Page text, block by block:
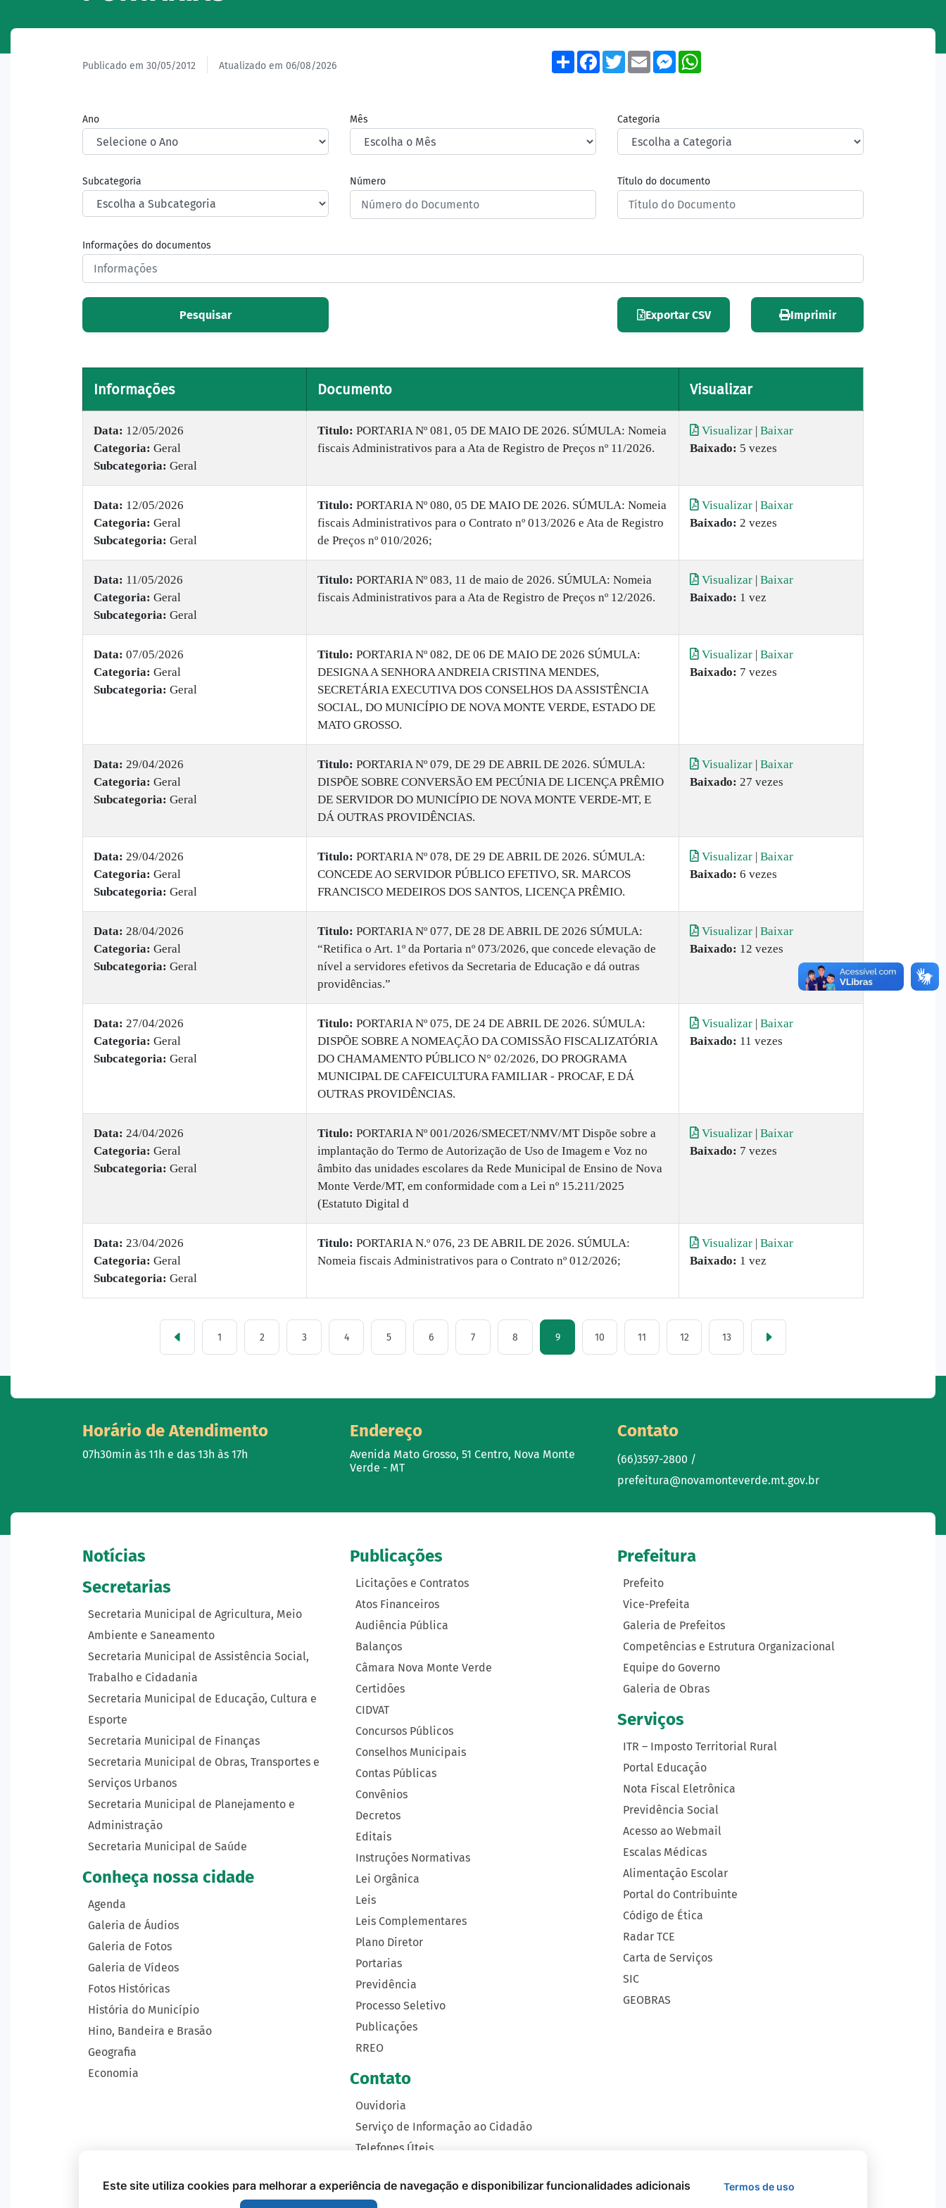
Publicado em 30/05/2012 Atualizado em 06/08/2026
ShareFacebook
TwitterEmailMessenger
Ano Mês Categoria
Subcategoria Número Título do documento
Informações do documentos
Pesquisar Exportar CSV Imprimir
Informações Documento Visualizar
Data: 12/05/2026
Categoria: Geral
Subcategoria: Geral
Titulo: PORTARIA Nº 081, 05 DE MAIO DE 2026. SÚMULA: Nomeia
fiscais Administrativos para a Ata de Registro de Preços nº 11/2026.
Visualizar | Baixar
Baixado: 5 vezes
Data: 12/05/2026
Categoria: Geral
Subcategoria: Geral
Titulo: PORTARIA Nº 080, 05 DE MAIO DE 2026. SÚMULA: Nomeia
fiscais Administrativos para o Contrato nº 013/2026 e Ata de Registro
de Preços nº 010/2026;
Visualizar | Baixar
Baixado: 2 vezes
Data: 11/05/2026
Categoria: Geral
Subcategoria: Geral
Titulo: PORTARIA Nº 083, 11 de maio de 2026. SÚMULA: Nomeia
fiscais Administrativos para a Ata de Registro de Preços nº 12/2026.
Visualizar | Baixar
Baixado: 1 vez
Data: 07/05/2026
Categoria: Geral
Subcategoria: Geral
Titulo: PORTARIA Nº 082, DE 06 DE MAIO DE 2026 SÚMULA:
DESIGNA A SENHORA ANDREIA CRISTINA MENDES,
SECRETÁRIA EXECUTIVA DOS CONSELHOS DA ASSISTÊNCIA
SOCIAL, DO MUNICÍPIO DE NOVA MONTE VERDE, ESTADO DE
MATO GROSSO.
Visualizar | Baixar
Baixado: 7 vezes
Data: 29/04/2026
Categoria: Geral
Subcategoria: Geral
Titulo: PORTARIA Nº 079, DE 29 DE ABRIL DE 2026. SÚMULA:
DISPÕE SOBRE CONVERSÃO EM PECÚNIA DE LICENÇA PRÊMIO
DE SERVIDOR DO MUNICÍPIO DE NOVA MONTE VERDE-MT, E
DÁ OUTRAS PROVIDÊNCIAS.
Visualizar | Baixar
Baixado: 27 vezes
Data: 29/04/2026
Categoria: Geral
Subcategoria: Geral
Titulo: PORTARIA Nº 078, DE 29 DE ABRIL DE 2026. SÚMULA:
CONCEDE AO SERVIDOR PÚBLICO EFETIVO, SR. MARCOS
FRANCISCO MEDEIROS DOS SANTOS, LICENÇA PRÊMIO.
Visualizar | Baixar
Baixado: 6 vezes
Data: 28/04/2026
Categoria: Geral
Subcategoria: Geral
Titulo: PORTARIA Nº 077, DE 28 DE ABRIL DE 2026 SÚMULA:
“Retifica o Art. 1º da Portaria nº 073/2026, que concede elevação de
nível a servidores efetivos da Secretaria de Educação e dá outras
providências.”
Visualizar | Baixar
Baixado: 12 vezes
Data: 27/04/2026
Categoria: Geral
Subcategoria: Geral
Titulo: PORTARIA Nº 075, DE 24 DE ABRIL DE 2026. SÚMULA:
DISPÕE SOBRE A NOMEAÇÃO DA COMISSÃO FISCALIZATÓRIA
DO CHAMAMENTO PÚBLICO N° 02/2026, DO PROGRAMA
MUNICIPAL DE CAFEICULTURA FAMILIAR - PROCAF, E DÁ
OUTRAS PROVIDÊNCIAS.
Visualizar | Baixar
Baixado: 11 vezes
Data: 24/04/2026
Categoria: Geral
Subcategoria: Geral
Titulo: PORTARIA Nº 001/2026/SMECET/NMV/MT Dispõe sobre a
implantação do Termo de Autorização de Uso de Imagem e Voz no
âmbito das unidades escolares da Rede Municipal de Ensino de Nova
Monte Verde/MT, em conformidade com a Lei nº 15.211/2025
(Estatuto Digital d
Visualizar | Baixar
Baixado: 7 vezes
Data: 23/04/2026
Categoria: Geral
Subcategoria: Geral
Titulo: PORTARIA N.º 076, 23 DE ABRIL DE 2026. SÚMULA:
Nomeia fiscais Administrativos para o Contrato nº 012/2026;
Visualizar | Baixar
Baixado: 1 vez
1 2 3 4 5 6 7 8 9 10 11 12 13
Horário de Atendimento
07h30min às 11h e das 13h às 17h
Endereço
Avenida Mato Grosso, 51 Centro, Nova Monte
Verde - MT
Contato
(66)3597-2800 /
prefeitura@novamonteverde.mt.gov.br
Notícias
Secretarias
Secretaria Municipal de Agricultura, Meio
Ambiente e Saneamento
Secretaria Municipal de Assistência Social,
Trabalho e Cidadania
Secretaria Municipal de Educação, Cultura e
Esporte
Secretaria Municipal de Finanças
Secretaria Municipal de Obras, Transportes e
Serviços Urbanos
Secretaria Municipal de Planejamento e
Administração
Secretaria Municipal de Saúde
Conheça nossa cidade
Agenda
Galeria de Áudios
Galeria de Fotos
Galeria de Vídeos
Fotos Históricas
História do Município
Hino, Bandeira e Brasão
Geografia
Economia
Publicações
Licitações e Contratos
Atos Financeiros
Audiência Pública
Balanços
Câmara Nova Monte Verde
Certidões
CIDVAT
Concursos Públicos
Conselhos Municipais
Contas Públicas
Convênios
Decretos
Editais
Instruções Normativas
Lei Orgânica
Leis
Leis Complementares
Plano Diretor
Portarias
Previdência
Processo Seletivo
Publicações
RREO
Contato
Ouvidoria
Serviço de Informação ao Cidadão
Telefones Úteis
Prefeitura
Prefeito
Vice-Prefeita
Galeria de Prefeitos
Competências e Estrutura Organizacional
Equipe do Governo
Galeria de Obras
Serviços
ITR – Imposto Territorial Rural
Portal Educação
Nota Fiscal Eletrônica
Previdência Social
Acesso ao Webmail
Escalas Médicas
Alimentação Escolar
Portal do Contribuinte
Código de Ética
Radar TCE
Carta de Serviços
SIC
GEOBRAS
Este site utiliza cookies para melhorar a experiência de navegação e disponibilizar funcionalidades adicionais Termos de uso